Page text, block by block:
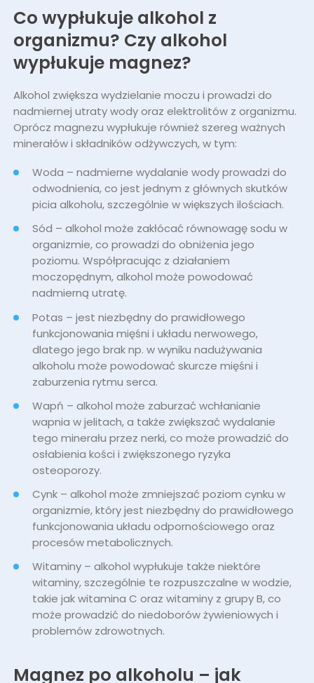
Co wypłukuje alkohol z
organizmu? Czy alkohol
wypłukuje magnez?
Alkohol zwiększa wydzielanie moczu i prowadzi do
nadmiernej utraty wody oraz elektrolitów z organizmu.
Oprócz magnezu wypłukuje również szereg ważnych
minerałów i składników odżywczych, w tym:
Woda – nadmierne wydalanie wody prowadzi do
odwodnienia, co jest jednym z głównych skutków
picia alkoholu, szczególnie w większych ilościach.
Sód – alkohol może zakłócać równowagę sodu w
organizmie, co prowadzi do obniżenia jego
poziomu. Współpracując z działaniem
moczopędnym, alkohol może powodować
nadmierną utratę.
Potas – jest niezbędny do prawidłowego
funkcjonowania mięśni i układu nerwowego,
dlatego jego brak np. w wyniku nadużywania
alkoholu może powodować skurcze mięśni i
zaburzenia rytmu serca.
Wapń – alkohol może zaburzać wchłanianie
wapnia w jelitach, a także zwiększać wydalanie
tego minerału przez nerki, co może prowadzić do
osłabienia kości i zwiększonego ryzyka
osteoporozy.
Cynk – alkohol może zmniejszać poziom cynku w
organizmie, który jest niezbędny do prawidłowego
funkcjonowania układu odpornościowego oraz
procesów metabolicznych.
Witaminy – alkohol wypłukuje także niektóre
witaminy, szczególnie te rozpuszczalne w wodzie,
takie jak witamina C oraz witaminy z grupy B, co
może prowadzić do niedoborów żywieniowych i
problemów zdrowotnych.
Magnez po alkoholu – jak